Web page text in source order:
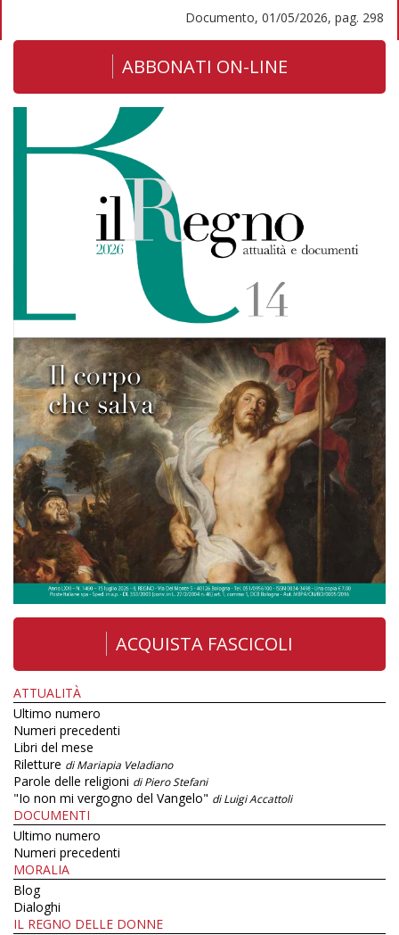
Documento, 01/05/2026, pag. 298
ABBONATI ON-LINE
ACQUISTA FASCICOLI
ATTUALITÀ
Ultimo numero
Numeri precedenti
Libri del mese
Riletture di Mariapia Veladiano
Parole delle religioni di Piero Stefani
"Io non mi vergogno del Vangelo" di Luigi Accattoli
DOCUMENTI
Ultimo numero
Numeri precedenti
MORALIA
Blog
Dialoghi
IL REGNO DELLE DONNE